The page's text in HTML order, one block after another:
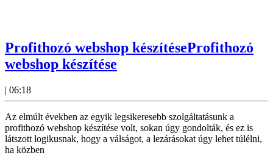
Profithozó webshop készítéseProfithozó
webshop készítése
| 06:18
Az elmúlt években az egyik legsikeresebb szolgáltatásunk a
profithozó webshop készítése volt, sokan úgy gondolták, és ez is
látszott logikusnak, hogy a válságot, a lezárásokat úgy lehet túlélni,
ha közben